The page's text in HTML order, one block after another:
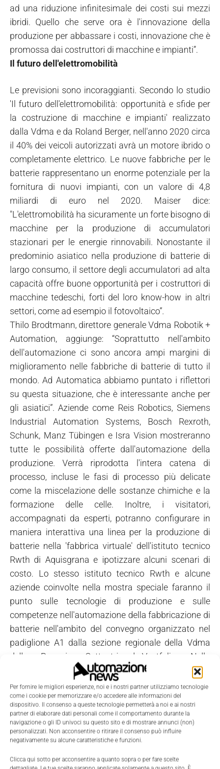
Per fornire le migliori esperienze, noi e i nostri partner utilizziamo tecnologie
come i cookie per memorizzare e/o accedere alle informazioni del
dispositivo. Il consenso a queste tecnologie permetterà a noi e ai nostri
partner di elaborare dati personali come il comportamento durante la
navigazione o gli ID univoci su questo sito e di mostrare annunci (non)
personalizzati. Non acconsentire o ritirare il consenso può influire
negativamente su alcune caratteristiche e funzioni.
Clicca qui sotto per acconsentire a quanto sopra o per fare scelte
ad una riduzione infinitesimale dei costi sui mezzi
ibridi. Quello che serve ora è l'innovazione della
produzione per abbassare i costi, innovazione che è
promossa dai costruttori di macchine e impianti”.
Il futuro dell'elettromobilità
Le previsioni sono incoraggianti. Secondo lo studio
'Il futuro dell'elettromobilità: opportunità e sfide per
la costruzione di macchine e impianti' realizzato
dalla Vdma e da Roland Berger, nell'anno 2020 circa
il 40% dei veicoli autorizzati avrà un motore ibrido o
completamente elettrico. Le nuove fabbriche per le
batterie rappresentano un enorme potenziale per la
fornitura di nuovi impianti, con un valore di 4,8
miliardi di euro nel 2020. Maiser dice:
"L'elettromobilità ha sicuramente un forte bisogno di
macchine per la produzione di accumulatori
stazionari per le energie rinnovabili. Nonostante il
predominio asiatico nella produzione di batterie di
largo consumo, il settore degli accumulatori ad alta
capacità offre buone opportunità per i costruttori di
macchine tedeschi, forti del loro know-how in altri
settori, come ad esempio il fotovoltaico”.
Thilo Brodtmann, direttore generale Vdma Robotik +
Automation, aggiunge: “Soprattutto nell'ambito
dell'automazione ci sono ancora ampi margini di
miglioramento nelle fabbriche di batterie di tutto il
mondo. Ad Automatica abbiamo puntato i riflettori
su questa situazione, che è interessante anche per
gli asiatici”. Aziende come Reis Robotics, Siemens
Industrial Automation Systems, Bosch Rexroth,
Schunk, Manz Tübingen e Isra Vision mostreranno
tutte le possibilità offerte dall'automazione della
produzione. Verrà riprodotta l'intera catena di
processo, incluse le fasi di processo più delicate
come la miscelazione delle sostanze chimiche e la
formazione delle celle. Inoltre, i visitatori,
accompagnati da esperti, potranno configurare in
maniera interattiva una linea per la produzione di
batterie nella 'fabbrica virtuale' dell'istituto tecnico
Rwth di Aquisgrana e ipotizzare alcuni scenari di
costo. Lo stesso istituto tecnico Rwth e alcune
aziende coinvolte nella mostra speciale faranno il
punto sulle tecnologie di produzione e sulle
competenze nell'automazione della fabbricazione di
batterie nell'ambito del convegno organizzato nel
padiglione A1 dalla sezione regionale della Vdma
della Renania Settentrionale-Vestfalia. Nella
seconda giornata di Automatica-Forum, nel
padiglione B1, una tavola rotonda affronterà il tema
'Produzione di batterie in Germania: quale
contributo dall'automazione?'.
Competitività nella produzione di batterie
devono trovare un difficile compromesso fra